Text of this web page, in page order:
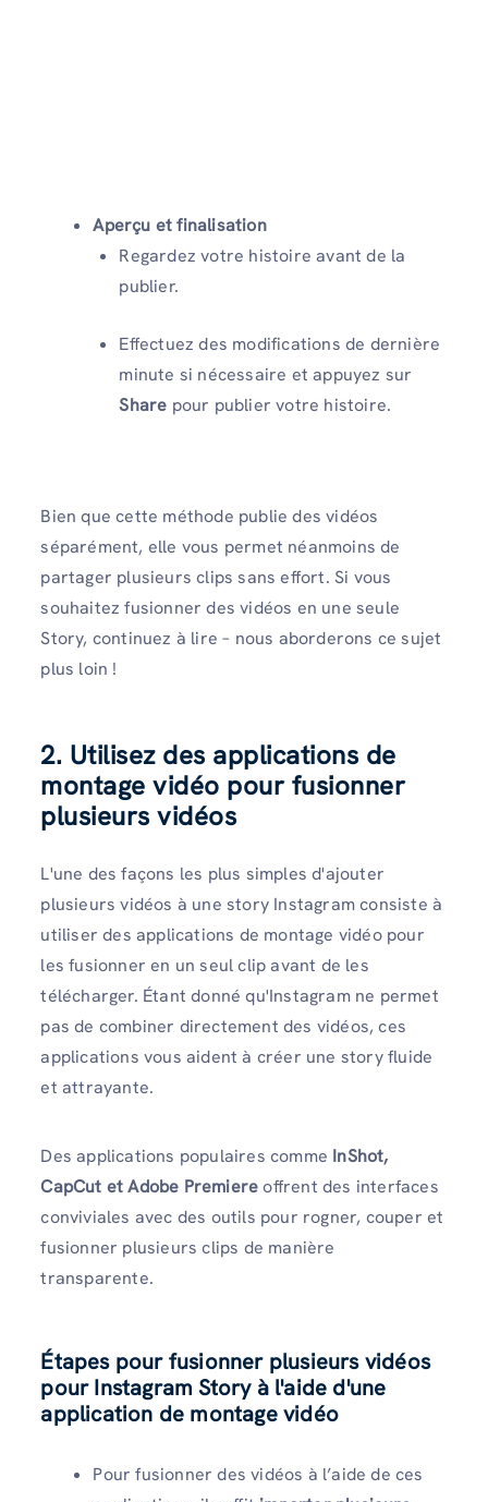
Aperçu et finalisation
Regardez votre histoire avant de la
publier.
Effectuez des modifications de dernière
minute si nécessaire et appuyez sur
Share pour publier votre histoire.
Bien que cette méthode publie des vidéos
séparément, elle vous permet néanmoins de
partager plusieurs clips sans effort. Si vous
souhaitez fusionner des vidéos en une seule
Story, continuez à lire – nous aborderons ce sujet
plus loin !
2. Utilisez des applications de
montage vidéo pour fusionner
plusieurs vidéos
L'une des façons les plus simples d'ajouter
plusieurs vidéos à une story Instagram consiste à
utiliser des applications de montage vidéo pour
les fusionner en un seul clip avant de les
télécharger. Étant donné qu'Instagram ne permet
pas de combiner directement des vidéos, ces
applications vous aident à créer une story fluide
et attrayante.
Des applications populaires comme InShot,
CapCut et Adobe Premiereoffrent des interfaces
conviviales avec des outils pour rogner, couper et
fusionner plusieurs clips de manière
transparente.
Étapes pour fusionner plusieurs vidéos
pour Instagram Story à l'aide d'une
application de montage vidéo
Pour fusionner des vidéos à l’aide de ces